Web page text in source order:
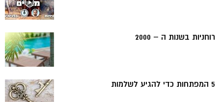
רוחניות בשנות ה – 2000
5 המפתחות כדי להגיע לשלמות